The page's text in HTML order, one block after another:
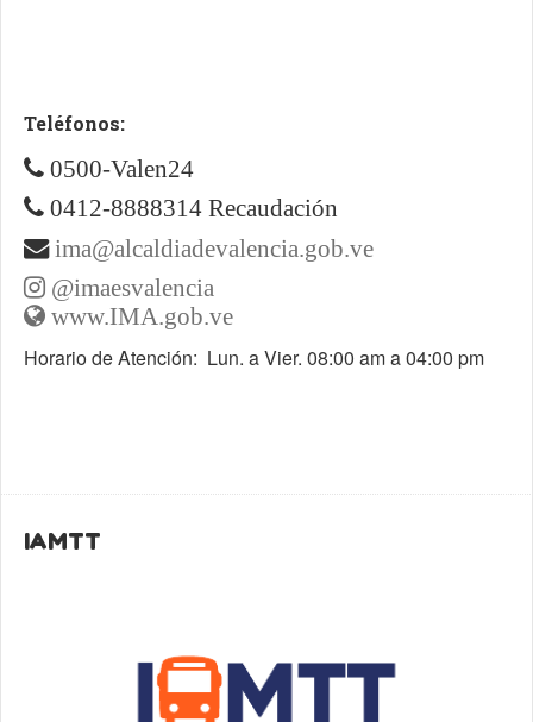
Teléfonos:
0500-Valen24
0412-8888314 Recaudación
ima@alcaldiadevalencia.gob.ve
@imaesvalencia
www.IMA.gob.ve
Horario de Atención: Lun. a Vier. 08:00 am a 04:00 pm
IAMTT